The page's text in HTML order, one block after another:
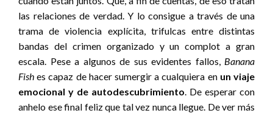
las relaciones de verdad. Y lo consigue a través de una
trama de violencia explícita, trifulcas entre distintas
bandas del crimen organizado y un complot a gran
escala. Pese a algunos de sus evidentes fallos, Banana
Fishes capaz de hacer sumergir a cualquiera en un viaje
emocional y de autodescubrimiento. De esperar con
anhelo ese final feliz que tal vez nunca llegue. De ver más